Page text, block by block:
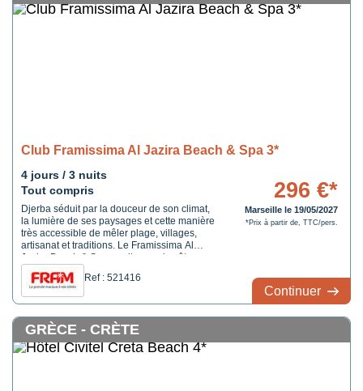
Club Framissima Al Jazira Beach & Spa 3*
4 jours / 3 nuits
Tout compris
Djerba séduit par la douceur de son climat,
la lumière de ses paysages et cette manière
très accessible de mêler plage, villages,
artisanat et traditions. Le Framissima Al
Jazira Beach & Spa se situe sur la côte
nord-est de l'île, directement en bord de
mer. A une douzaine de kilomètres de la
capitale de l'île, Houmt Souk et de Midoun
et à 20 km ...
Ref : 521416
296 €*
Marseille le 19/05/2027
*Prix à partir de, TTC/pers.
Continuer
GRÈCE - CRÈTE